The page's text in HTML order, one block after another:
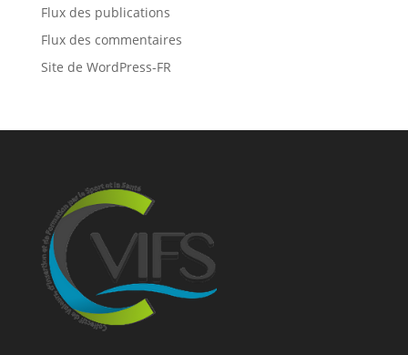
Flux des publications
Flux des commentaires
Site de WordPress-FR